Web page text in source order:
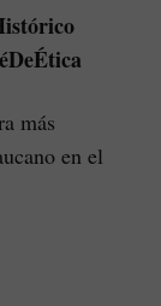
más
en el